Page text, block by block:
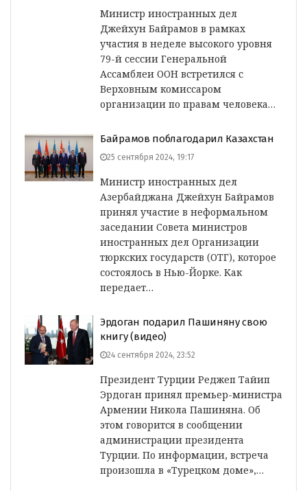
Министр иностранных дел
Джейхун Байрамов в рамках
участия в неделе высокого уровня
79-й сессии Генеральной
Ассамблеи ООН встретился с
Верховным комиссаром
организации по правам человека…
Байрамов поблагодарил Казахстан
25 сентября 2024, 19:17
Министр иностранных дел
Азербайджана Джейхун Байрамов
принял участие в неформальном
заседании Совета министров
иностранных дел Организации
тюркских государств (ОТГ), которое
состоялось в Нью-Йорке. Как
передает…
Эрдоган подарил Пашиняну свою
книгу (видео)
24 сентября 2024, 23:52
Президент Турции Реджеп Тайип
Эрдоган принял премьер-министра
Армении Никола Пашиняна. Об
этом говорится в сообщении
администрации президента
Турции. По информации, встреча
произошла в «Турецком доме»,…